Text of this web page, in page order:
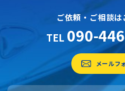
ご依頼・ご相談は
TEL 090-
メールフ